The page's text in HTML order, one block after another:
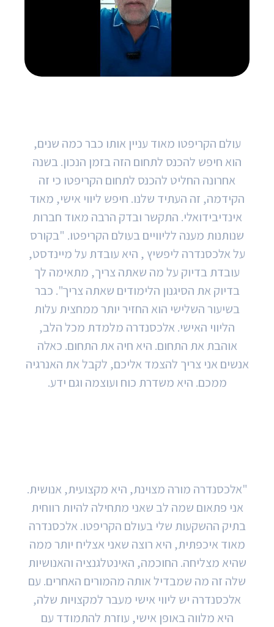
עולם הקריפטו מאוד עניין אותו כבר כמה שנים,
הוא חיפש להכנס לתחום הזה בזמן הנכון. בשנה
אחרונה החליט להכנס לתחום הקריפטו כי זה
הקידמה, זה העתיד שלנו. חיפש ליווי אישי, מאוד
אינדיבידואלי. התקשר ובדק הרבה מאוד חברות
שנותנות מענה לליוויים בעולם הקריפטו. "בקורס
על אלכסנדרה ליפשיץ , היא עובדת על מיינדסט,
עובדת בדיוק על מה שאתה צריך, מתאימה לך
בדיוק את הסיגנון הלימודים שאתה צריך". כבר
בשיעור השלישי הוא החזיר יותר ממחצית עלות
הליווי האישי. אלכסנדרה מלמדת מכל הלב,
אוהבת את התחום. היא חיה את התחום. כאלה
אנשים אני צריך להצמד אליכם, לקבל את האנרגיה
ממכם. היא משדרת כוח ועוצמה וגם ידע.
"אלכסנדרה מורה מצוינת, היא מקצועית, אנושית.
אני פתאום שמה לב שאני מתחילה להיות רווחית
בתיק ההשקעות שלי בעולם הקריפטו. אלכסנדרה
מאוד איכפתית, היא רוצה שאני אצליח יותר ממה
שהיא מצליחה. החוכמה, האינטלגנציה והאנושיות
שלה זה מה שמבדיל אותה מהמורים האחרים. עם
אלכסנדרה יש ליווי אישי מעבר למקצויות שלה,
היא מלווה באופן אישי, עוזרת להתמודד עם